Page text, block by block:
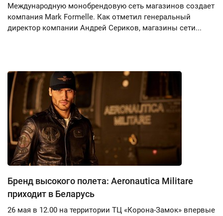
Международную монобрендовую сеть магазинов создает
компания Mark Formelle. Как отметил генеральный
директор компании Андрей Сериков, магазины сети...
Бренд высокого полета: Aeronautica Militare
приходит в Беларусь
26 мая в 12.00 на территории ТЦ «Корона-Замок» впервые